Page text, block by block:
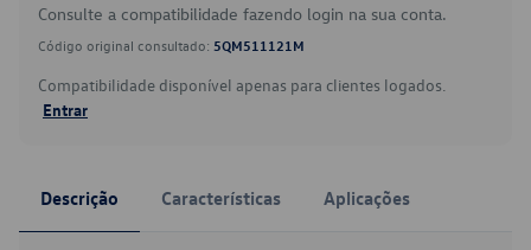
Consulte a compatibilidade fazendo login na sua conta.
Código original consultado: 5QM511121M
Compatibilidade disponível apenas para clientes logados.
Entrar
Descrição Características Aplicações